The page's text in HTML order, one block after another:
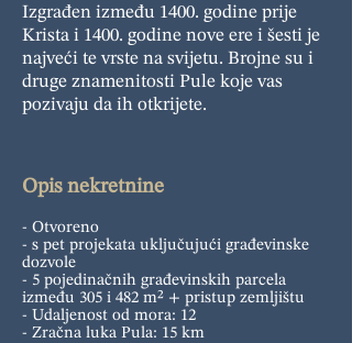
Izgrađen između 1400. godine prije
Krista i 1400. godine nove ere i šesti je
najveći te vrste na svijetu. Brojne su i
druge znamenitosti Pule koje vas
pozivaju da ih otkrijete.
Opis nekretnine
- Otvoreno
- s pet projekata uključujući građevinske
dozvole
- 5 pojedinačnih građevinskih parcela
između 305 i 482 m² + pristup zemljištu
- Udaljenost od mora: 12
- Zračna luka Pula: 15 km